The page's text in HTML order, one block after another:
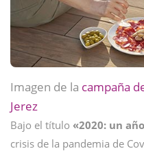
Imagen de la campaña
Jerez
Bajo el título «2020: un
crisis de la pandemia de